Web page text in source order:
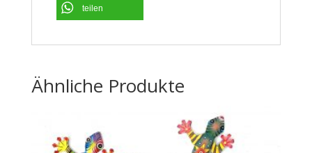
teilen
Ähnliche Produkte